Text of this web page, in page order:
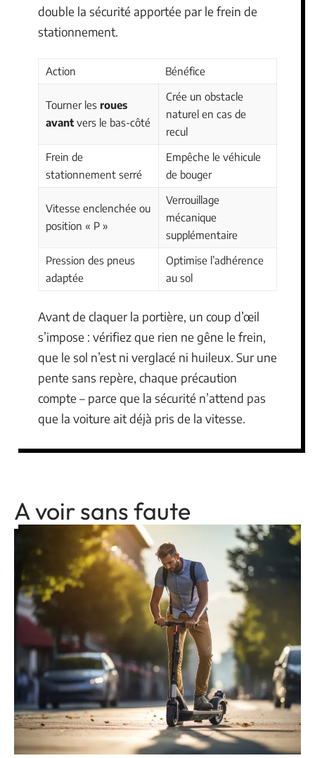
double la sécurité apportée par le frein de
stationnement.
Action Bénéfice
Tourner les roues
avant vers le bas-côté
Crée un obstacle
naturel en cas de
recul
Frein de
stationnement serré
Empêche le véhicule
de bouger
Vitesse enclenchée ou
position « P »
Verrouillage
mécanique
supplémentaire
Pression des pneus
adaptée
Optimise l’adhérence
au sol
Avant de claquer la portière, un coup d’œil
s’impose : vérifiez que rien ne gêne le frein,
que le sol n’est ni verglacé ni huileux. Sur une
pente sans repère, chaque précaution
compte – parce que la sécurité n’attend pas
que la voiture ait déjà pris de la vitesse.
A voir sans faute